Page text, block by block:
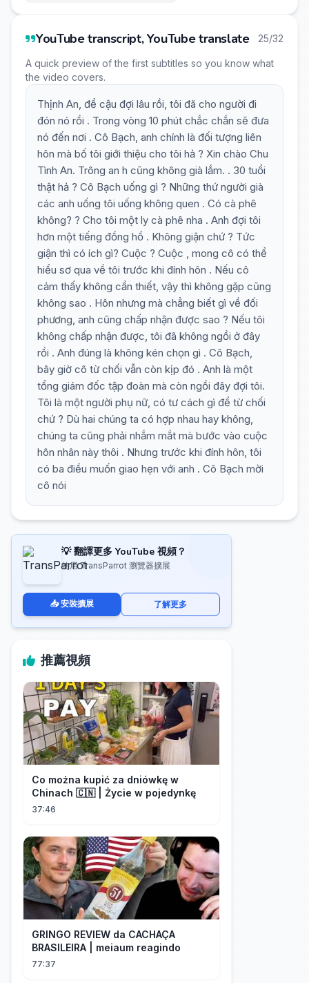
YouTube transcript, YouTube translate 25/32
A quick preview of the first subtitles so you know what
the video covers.
Thịnh An, để cậu đợi lâu rồi, tôi đã cho người đi
đón nó rồi . Trong vòng 10 phút chắc chắn sẽ đưa
nó đến nơi . Cô Bạch, anh chính là đối tượng liên
hôn mà bố tôi giới thiệu cho tôi hả ? Xin chào Chu
Tình An. Trông an h cũng không già lắm. . 30 tuổi
thật hả ? Cô Bạch uống gì ? Những thứ người già
các anh uống tôi uống không quen . Có cà phê
không? ? Cho tôi một ly cà phê nha . Anh đợi tôi
hơn một tiếng đồng hồ . Không giận chứ ? Tức
giận thì có ích gì? Cuộc ? Cuộc , mong cô có thể
hiểu sơ qua về tôi trước khi đính hôn . Nếu cô
cảm thấy không cần thiết, vậy thì không gặp cũng
không sao . Hôn nhưng mà chẳng biết gì về đối
phương, anh cũng chấp nhận được sao ? Nếu tôi
không chấp nhận được, tôi đã không ngồi ở đây
rồi . Anh đúng là không kén chọn gì . Cô Bạch,
bây giờ cô từ chối vẫn còn kịp đó . Anh là một
tổng giám đốc tập đoàn mà còn ngồi đây đợi tôi.
Tôi là một người phụ nữ, có tư cách gì để từ chối
chứ ? Dù hai chúng ta có hợp nhau hay không,
chúng ta cũng phải nhắm mắt mà bước vào cuộc
hôn nhân này thôi . Nhưng trước khi đính hôn, tôi
có ba điều muốn giao hẹn với anh . Cô Bạch mời
cô nói
💡 翻譯更多 YouTube 視頻？
使用 TransParrot 瀏覽器擴展
📥 安裝擴展 了解更多
推薦視頻
Co można kupić za dniówkę w
Chinach 🇨🇳 | Życie w pojedynkę
37:46
GRINGO REVIEW da CACHAÇA
BRASILEIRA | meiaum reagindo
77:37